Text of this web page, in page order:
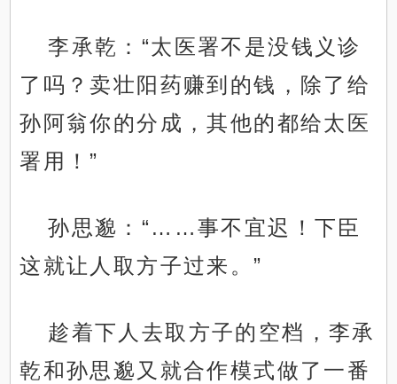
李承乾：“太医署不是没钱义诊
了吗？卖壮阳药赚到的钱，除了给
孙阿翁你的分成，其他的都给太医
署用！”
孙思邈：“……事不宜迟！下臣
这就让人取方子过来。”
趁着下人去取方子的空档，李承
乾和孙思邈又就合作模式做了一番